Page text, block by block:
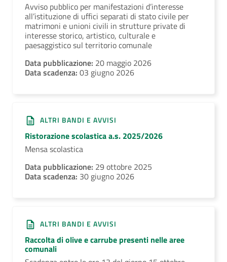
Avviso pubblico per manifestazioni d’interesse
all’istituzione di uffici separati di stato civile per
matrimoni e unioni civili in strutture private di
interesse storico, artistico, culturale e
paesaggistico sul territorio comunale
Data pubblicazione: 20 maggio 2026
Data scadenza: 03 giugno 2026
ALTRI BANDI E AVVISI
Ristorazione scolastica a.s. 2025/2026
Mensa scolastica
Data pubblicazione: 29 ottobre 2025
Data scadenza: 30 giugno 2026
ALTRI BANDI E AVVISI
Raccolta di olive e carrube presenti nelle aree
comunali